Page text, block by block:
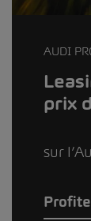
AUDI
prix
sur